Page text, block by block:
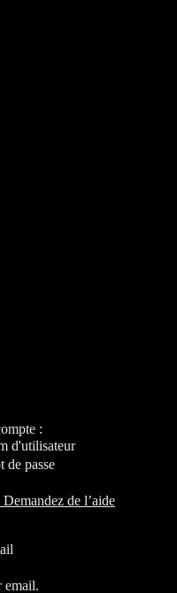
:
d'utilisateur
de passe
de l’aide
email.